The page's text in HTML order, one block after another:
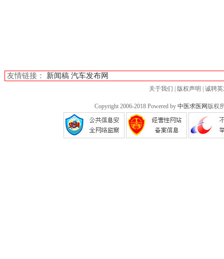
友情链接： 新闻稿 汽车发布网
关于我们 版权声明 诚聘
Copyright 2006-2018 Powered by 中医求医网 版权